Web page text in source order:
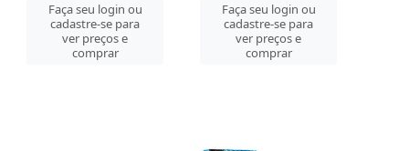
Faça seu login ou
cadastre-se para
ver preços e
comprar
Faça seu login ou
cadastre-se para
ver preços e
comprar